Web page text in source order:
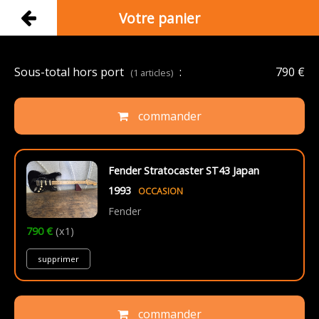
Votre panier
Sous-total hors port (1 articles) : 790 €
commander
Fender Stratocaster ST43 Japan
1993
OCCASION
Fender
790 € (x1)
supprimer
commander